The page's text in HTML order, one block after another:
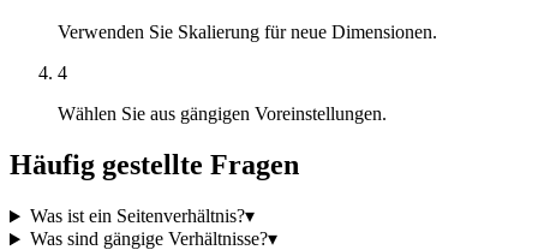
Verwenden Sie Skalierung für neue Dimensionen.
4
Wählen Sie aus gängigen Voreinstellungen.
Häufig gestellte Fragen
Was ist ein Seitenverhältnis?▾
Was sind gängige Verhältnisse?▾